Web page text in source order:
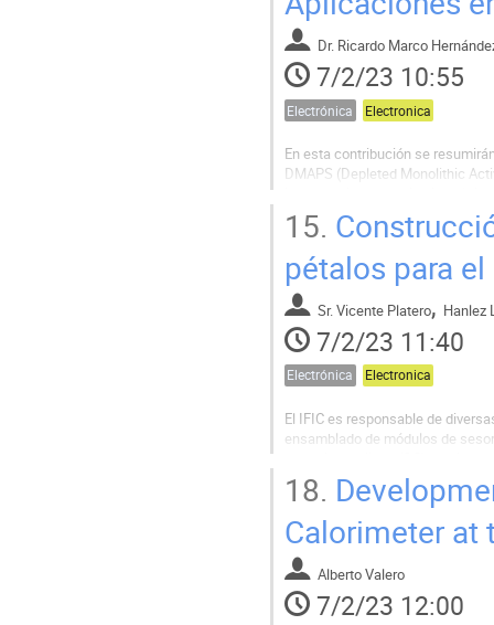
Dr. Ricardo Marco
7/2/23 10:55
Electrónica Electronica
En esta contribución se
DMAPS (Depleted Monolithic
CMOS. El IFIC participa, en el
15.
pétalos para
Sr. Vicente Platero, Hanlez
7/2/23 11:40
Electrónica Electronica
El IFIC es responsable de
ensamblado de módulos de
eléctricos derivados del QC.
18.
Calorimeter at
Alberto Valero
7/2/23 12:00